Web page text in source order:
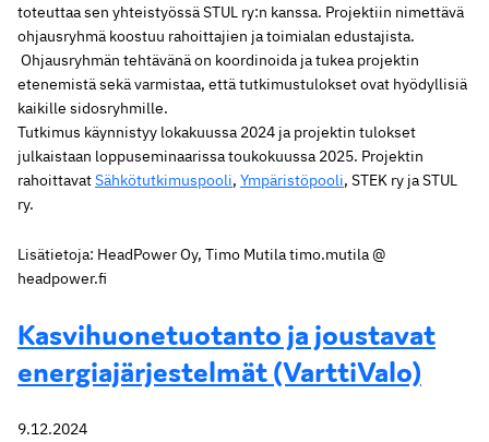
toteuttaa sen yhteistyössä STUL ry:n kanssa. Projektiin nimettävä
ohjausryhmä koostuu rahoittajien ja toimialan edustajista.
Ohjausryhmän tehtävänä on koordinoida ja tukea projektin
etenemistä sekä varmistaa, että tutkimustulokset ovat hyödyllisiä
kaikille sidosryhmille.
Tutkimus käynnistyy lokakuussa 2024 ja projektin tulokset
julkaistaan loppuseminaarissa toukokuussa 2025. Projektin
rahoittavatSähkötutkimuspooli, Ympäristöpooli, STEK ry ja STUL
ry.
Lisätietoja: HeadPower Oy, Timo Mutila timo.mutila @
headpower.fi
Kasvihuonetuotanto ja joustavat
energiajärjestelmät (VarttiValo)
9.12.2024